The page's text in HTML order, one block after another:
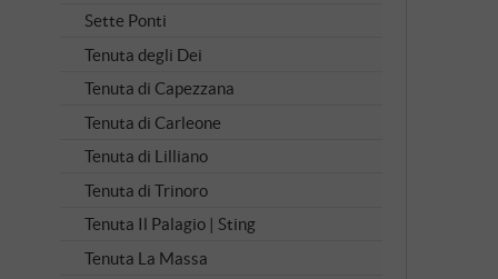
Sette Ponti
Tenuta degli Dei
Tenuta di Capezzana
Tenuta di Carleone
Tenuta di Lilliano
Tenuta di Trinoro
Tenuta Il Palagio | Sting
Tenuta La Massa